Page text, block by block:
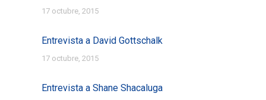
17 octubre, 2015
Entrevista a David Gottschalk
17 octubre, 2015
Entrevista a Shane Shacaluga